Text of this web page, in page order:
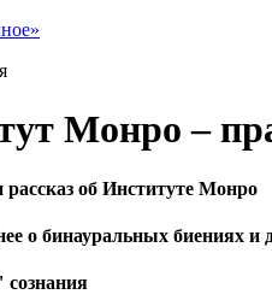
Монро –
рассказ об Институте Монро
о бинауральных биениях и